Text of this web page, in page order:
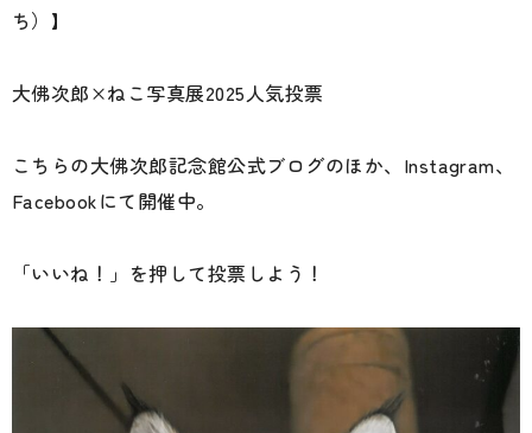
ち）】
大佛次郎×ねこ写真展2025人気投票
こちらの大佛次郎記念館公式ブログのほか、Instagram、
Facebookにて開催中。
「いいね！」を押して投票しよう！